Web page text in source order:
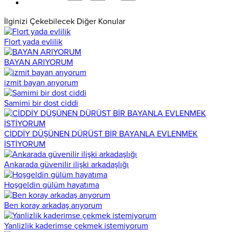
İlginizi Çekebilecek Diğer Konular
Flort yada evlilik
BAYAN ARIYORUM
izmit bayan arıyorum
Samimi bir dost ciddi
CİDDİY DÜŞÜNEN DÜRÜST BİR BAYANLA EVLENMEK
İSTİYORUM
Ankarada güvenilir ilişki arkadaşlığı
Hoşgeldin gülüm hayatıma
Ben koray arkadaş arıyorum
Yanlizlik kaderimse çekmek istemiyorum